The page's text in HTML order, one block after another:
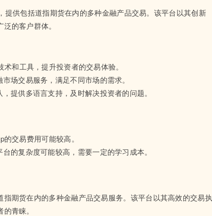
供包括道指期货在内的多种金融产品交易。该平台以其创新
的客户群体。
和工具，提升投资者的交易体验。
场交易服务，满足不同市场的需求。
提供多语言支持，及时解决投资者的问题。
交易费用可能较高。
的复杂度可能较高，需要一定的学习成本。
期货在内的多种金融产品交易服务。该平台以其高效的交易执
青睐。